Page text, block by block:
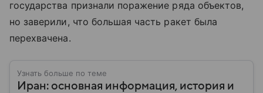
государства признали поражение ряда объектов,
но заверили, что большая часть ракет была
перехвачена.
Узнать больше по теме
Иран: основная информация, история и